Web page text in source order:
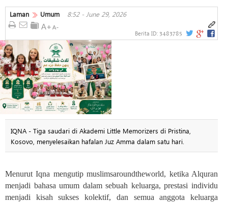
Laman Umum 8:52 - June 29, 2026
Berita ID: 3483785
IQNA - Tiga saudari di Akademi Little Memorizers di Pristina,
Kosovo, menyelesaikan hafalan Juz Amma dalam satu hari.
Menurut Iqna mengutip muslimsaroundtheworld, ketika Alquran
menjadi bahasa umum dalam sebuah keluarga, prestasi individu
menjadi kisah sukses kolektif, dan semua anggota keluarga